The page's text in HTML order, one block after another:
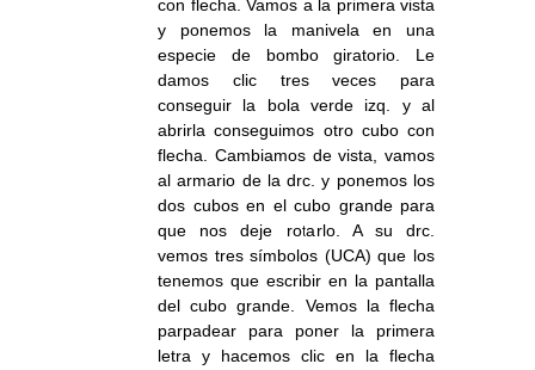
con flecha. Vamos a la primera vista
y ponemos la manivela en una
especie de bombo giratorio. Le
damos clic tres veces para
conseguir la bola verde izq. y al
abrirla conseguimos otro cubo con
flecha. Cambiamos de vista, vamos
al armario de la drc. y ponemos los
dos cubos en el cubo grande para
que nos deje rotarlo. A su drc.
vemos tres símbolos (UCA) que los
tenemos que escribir en la pantalla
del cubo grande. Vemos la flecha
parpadear para poner la primera
letra y hacemos clic en la flecha